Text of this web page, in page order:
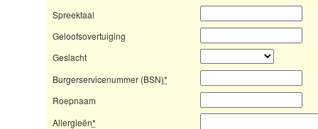
Spreektaal
Geloofsovertuiging
Geslacht
Burgerservicenummer (BSN)*
Roepnaam
Allergieën*